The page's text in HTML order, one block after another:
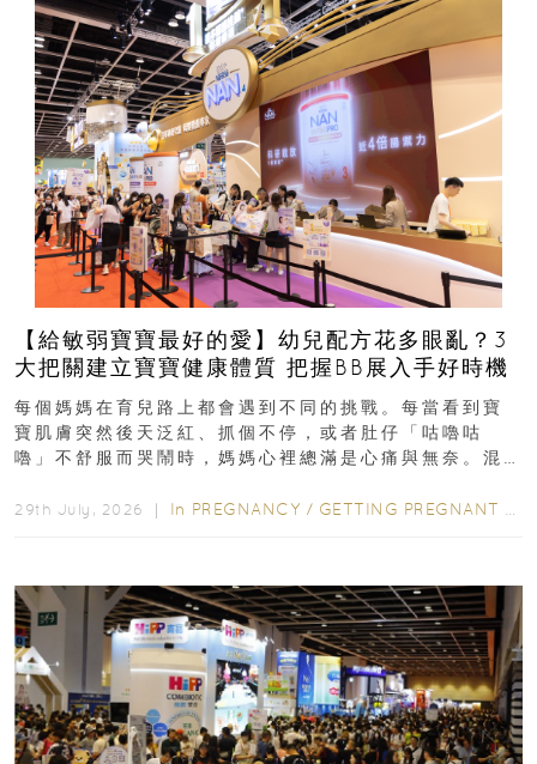
【給敏弱寶寶最好的愛】幼兒配方花多眼亂？3
大把關建立寶寶健康體質 把握BB展入手好時機
每個媽媽在育兒路上都會遇到不同的挑戰。每當看到寶
寶肌膚突然後天泛紅、抓個不停，或者肚仔「咕嚕咕
嚕」不舒服而哭鬧時，媽媽心裡總滿是心痛與無奈。混
29th July, 2026 ｜ In PREGNANCY / GETTING PREGNANT